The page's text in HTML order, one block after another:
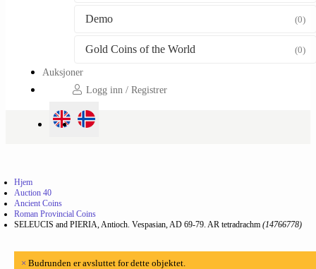
Demo (0)
Gold Coins of the World (0)
Auksjoner
Logg inn / Registrer
Hjem
Auction 40
Ancient Coins
Roman Provincial Coins
SELEUCIS and PIERIA, Antioch. Vespasian, AD 69-79. AR tetradrachm (14766778)
× Budrunden er avsluttet for dette objektet.